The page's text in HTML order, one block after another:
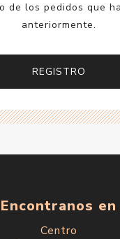
de los pedidos que
anteriormente.
Encontranos en
Centro